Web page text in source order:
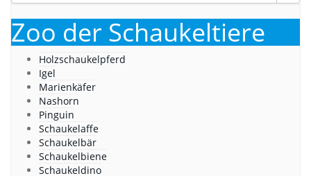
Zoo der Schaukeltiere
Holzschaukelpferd
Igel
Marienkäfer
Nashorn
Pinguin
Schaukelaffe
Schaukelbär
Schaukelbiene
Schaukeldino